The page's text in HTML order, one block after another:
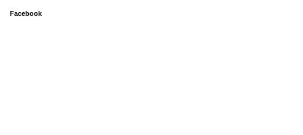
Facebook